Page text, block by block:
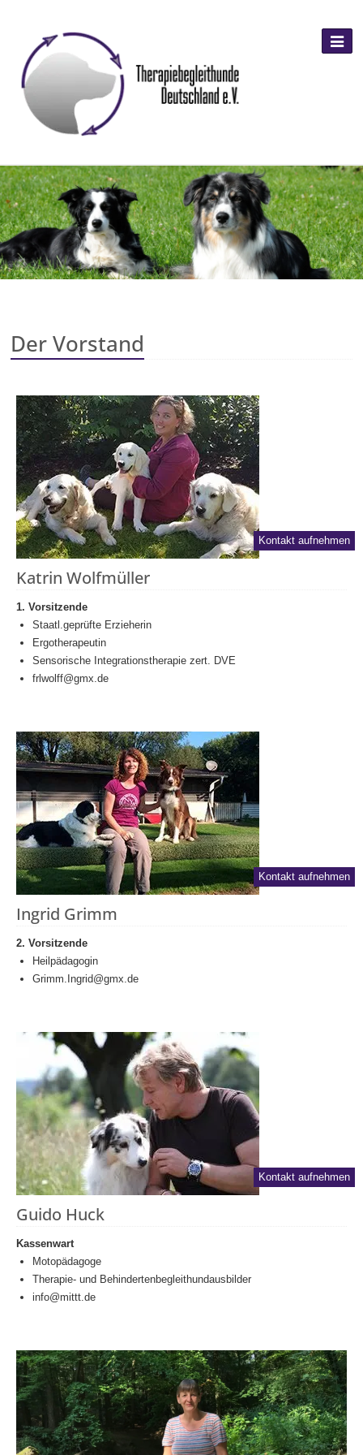
Der Vorstand
Kontakt aufnehmen
Katrin Wolfmüller
1. Vorsitzende
Staatl.geprüfte Erzieherin
Ergotherapeutin
Sensorische Integrationstherapie zert. DVE
frlwolff@gmx.de
Kontakt aufnehmen
Ingrid Grimm
2. Vorsitzende
Heilpädagogin
Grimm.Ingrid@gmx.de
Kontakt aufnehmen
Guido Huck
Kassenwart
Motopädagoge
Therapie- und Behindertenbegleithundausbilder
info@mittt.de